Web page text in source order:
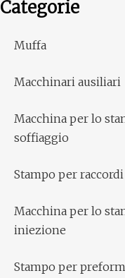
Categorie
Muffa
Macchinari ausiliari
Macchina per lo
soffiaggio
Stampo per
Macchina per lo
iniezione
Stampo per